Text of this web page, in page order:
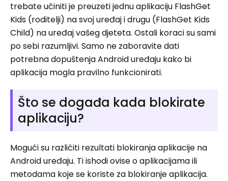
trebate učiniti je preuzeti jednu aplikaciju FlashGet
Kids (roditelji) na svoj uređaj i drugu (FlashGet Kids
Child) na uređaj vašeg djeteta. Ostali koraci su sami
po sebi razumljivi. Samo ne zaboravite dati
potrebna dopuštenja Android uređaju kako bi
aplikacija mogla pravilno funkcionirati.
Što se događa kada blokirate
aplikaciju?
Mogući su različiti rezultati blokiranja aplikacije na
Android uređaju. Ti ishodi ovise o aplikacijama ili
metodama koje se koriste za blokiranje aplikacija.